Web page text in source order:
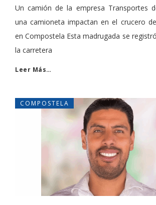
Un camión de la empresa Transportes
una camioneta impactan en el crucero
en Compostela Esta madrugada se
la carretera
Leer Más…
COMPOSTELA